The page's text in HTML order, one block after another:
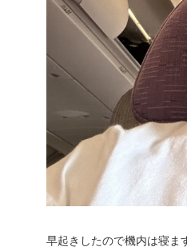
早起きしたので機内は寝ま